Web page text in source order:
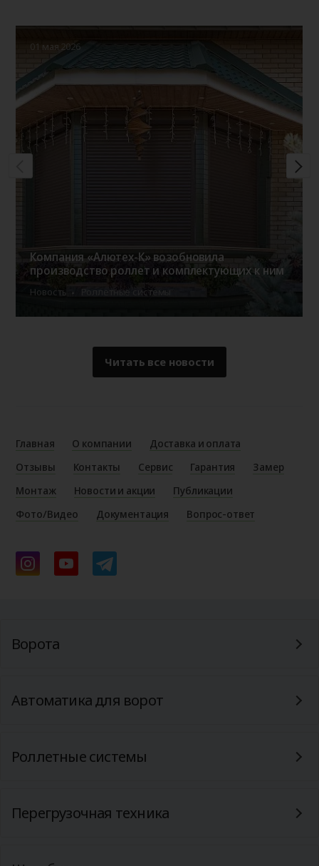
01 мая 2026
Компания «Алютех-К» возобновила
производство роллет и комплектующих к ним
Новость Роллетные системы
Читать все новости
Главная О компании
Доставка и оплата
Отзывы
Контакты Сервис Гарантия
Замер
Монтаж
Новости и акции
Публикации
Фото/Видео
Документация Вопрос-ответ
Ворота
Автоматика для ворот
Роллетные системы
Перегрузочная техника